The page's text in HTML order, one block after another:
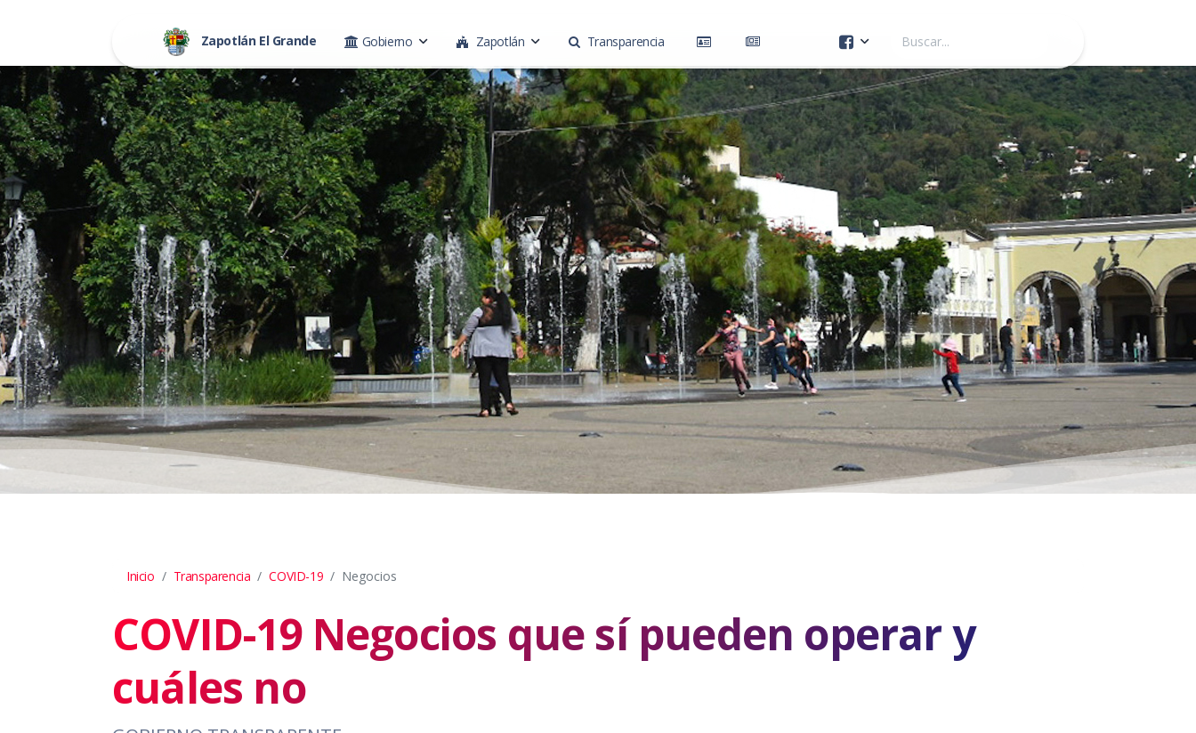
Zapotlán El Grande Gobierno Zapotlán Transparencia
Cuenta Oficial
Construcción de Comunidad
Servicios Públicos
Instituto de la Mujer
Tránsito y Vialidad
Gestión de la Ciudad
Youtube
Inicio Transparencia COVID-19 Negocios
COVID-19 Negocios que sí pueden operar y
cuáles no